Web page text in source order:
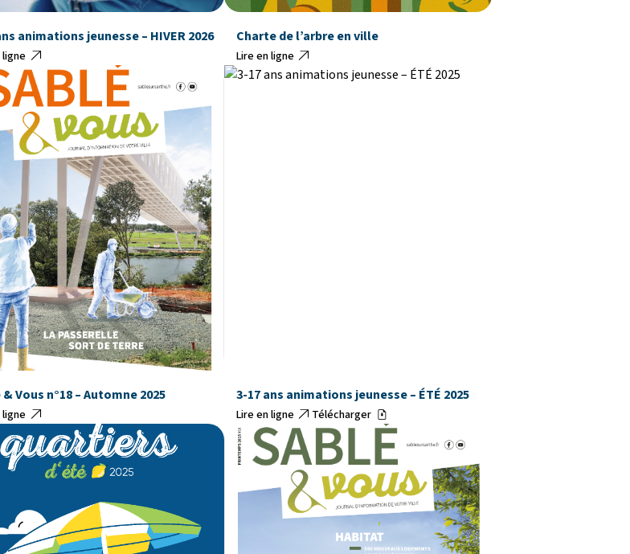
animations jeunesse – HIVER 2026 Charte de l’arbre en ville
Lire en ligne
Vous n°18 – Automne 2025 3-17 ans animations jeunesse – ÉTÉ 2025
Lire en ligne Télécharger